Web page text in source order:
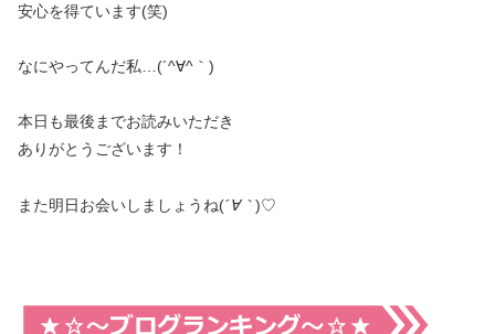
安心を得ています(笑)
なにやってんだ私…(´^∀^｀)
本日も最後までお読みいただき
ありがとうございます！
また明日お会いしましょうね(´∀｀)♡